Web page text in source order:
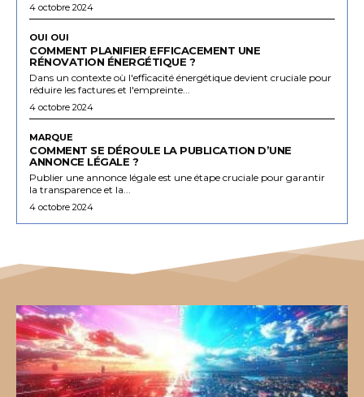
4 octobre 2024
OUI OUI
COMMENT PLANIFIER EFFICACEMENT UNE
RÉNOVATION ÉNERGÉTIQUE ?
Dans un contexte où l'efficacité énergétique devient cruciale pour
réduire les factures et l'empreinte...
4 octobre 2024
MARQUE
COMMENT SE DÉROULE LA PUBLICATION D’UNE
ANNONCE LÉGALE ?
Publier une annonce légale est une étape cruciale pour garantir
la transparence et la...
4 octobre 2024